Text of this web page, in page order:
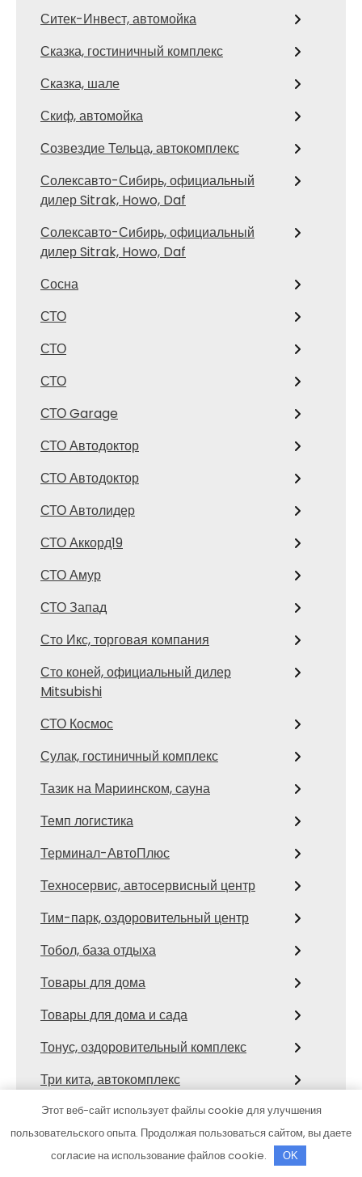
Ситек-Инвест, автомойка
Сказка, гостиничный комплекс
Сказка, шале
Скиф, автомойка
Созвездие Тельца, автокомплекс
Солексавто-Сибирь, официальный
дилер Sitrak, Howo, Daf
Солексавто-Сибирь, официальный
дилер Sitrak, Howo, Daf
Сосна
СТО
СТО
СТО
СТО Garage
СТО Автодоктор
СТО Автодоктор
СТО Автолидер
СТО Аккорд19
СТО Амур
СТО Запад
Сто Икс, торговая компания
Сто коней, официальный дилер
Mitsubishi
СТО Космос
Сулак, гостиничный комплекс
Тазик на Мариинском, сауна
Темп логистика
Терминал-АвтоПлюс
Техносервис, автосервисный центр
Тим-парк, оздоровительный центр
Тобол, база отдыха
Товары для дома
Товары для дома и сада
Тонус, оздоровительный комплекс
Три кита, автокомплекс
Тропикана
Этот веб-сайт использует файлы cookie для улучшения
пользовательского опыта. Продолжая пользоваться сайтом, вы даете
согласие на использование файлов cookie.
OK